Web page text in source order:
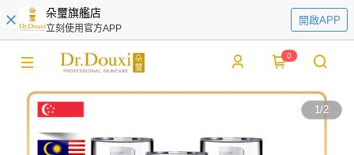
朵璽旗艦店
立刻使用官方APP
開啟APP
0
1/2